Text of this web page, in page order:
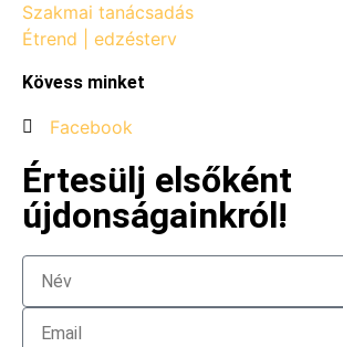
Szakmai tanácsadás
Étrend | edzésterv
Kövess minket
Facebook
Értesülj elsőként
újdonságainkról!